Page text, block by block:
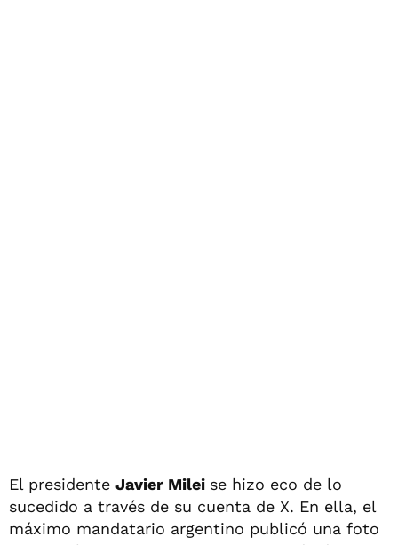
El presidente Javier Milei se hizo eco de lo
sucedido a través de su cuenta de X. En ella, el
máximo mandatario argentino publicó una foto